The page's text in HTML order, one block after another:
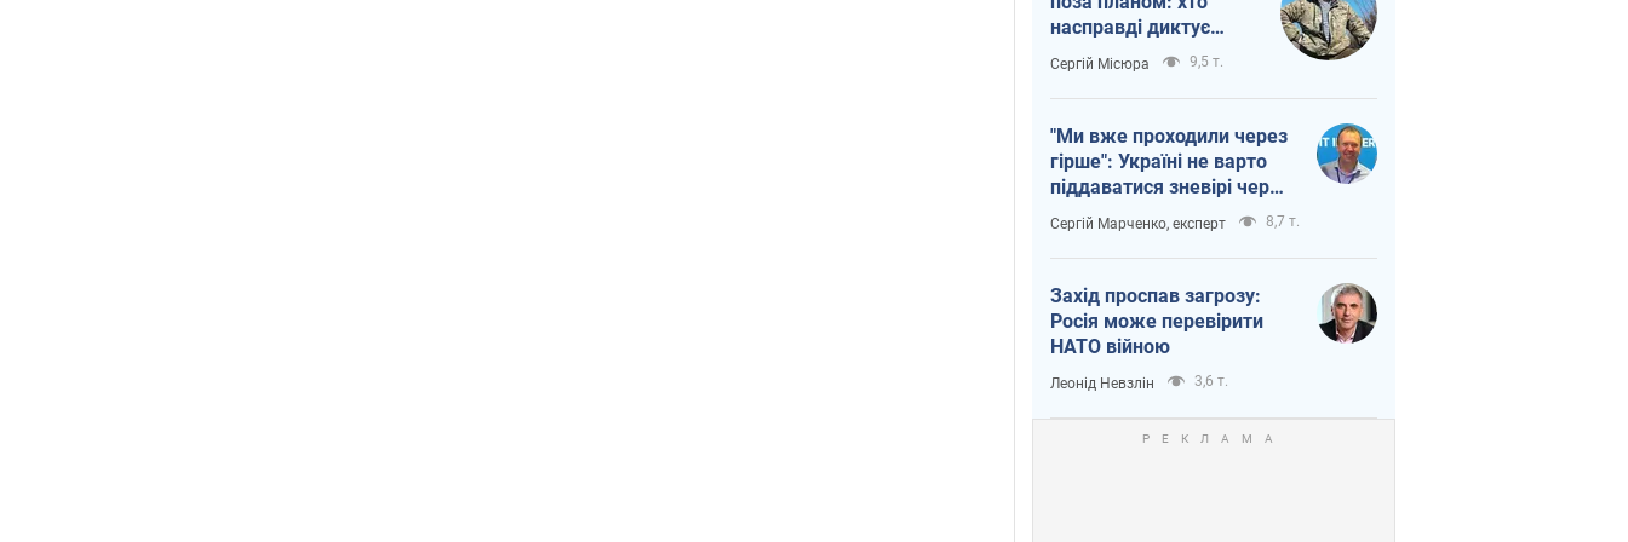
насправді диктує
темп війни
Сергій Місюра 9,5 т.
"Ми вже проходили через
гірше": Україні не варто
піддаватися зневірі через
ракетний терор
Сергій Марченко, експерт 8,7 т.
Захід проспав загрозу:
Росія може перевірити
НАТО війною
Леонід Невзлін 3,6 т.